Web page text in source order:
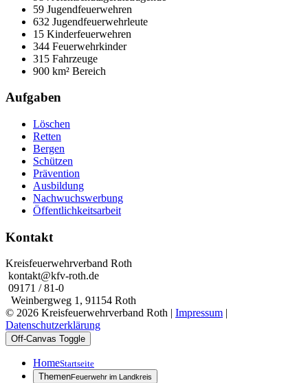
59 Jugendfeuerwehren
632 Jugendfeuerwehrleute
15 Kinderfeuerwehren
344 Feuerwehrkinder
315 Fahrzeuge
900 km² Bereich
Aufgaben
Löschen
Retten
Bergen
Schützen
Prävention
Ausbildung
Nachwuchswerbung
Öffentlichkeitsarbeit
Kontakt
Kreisfeuerwehrverband Roth
kontakt@kfv-roth.de
09171 / 81-0
Weinbergweg 1, 91154 Roth
© 2026 Kreisfeuerwehrverband Roth | Impressum |
Datenschutzerklärung
Off-Canvas Toggle
HomeStartseite
ThemenFeuerwehr im Landkreis